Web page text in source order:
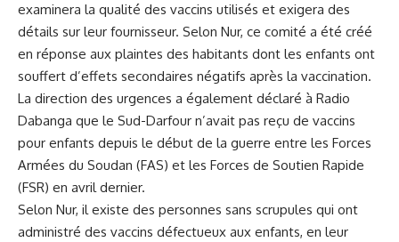
examinera la qualité des vaccins utilisés et exigera des
détails sur ⁣leur fournisseur. Selon Nur, ce comité a été créé ​
en réponse aux plaintes des habitants dont les ‌enfants ont⁢
souffert d’effets ⁢secondaires⁢ négatifs après la vaccination.
La ⁤direction des urgences a également déclaré à Radio
⁤Dabanga que le Sud-Darfour n’avait pas reçu de vaccins
pour enfants depuis le début de la guerre entre les Forces⁢
Armées du Soudan (FAS) et les Forces de Soutien Rapide
(FSR) en avril dernier.
Selon ⁤Nur, il existe des personnes sans scrupules qui ont
administré‌ des ⁢vaccins défectueux aux enfants, en leur